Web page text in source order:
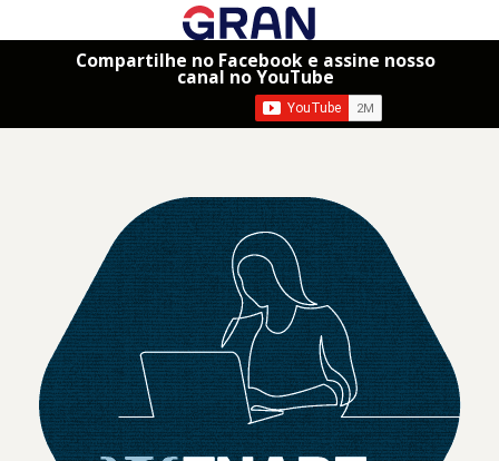
Compartilhe no Facebook e assine nosso
canal no YouTube